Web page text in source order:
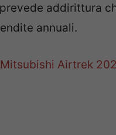
prevede addirittura
annuali.
Mitsubishi Airtrek